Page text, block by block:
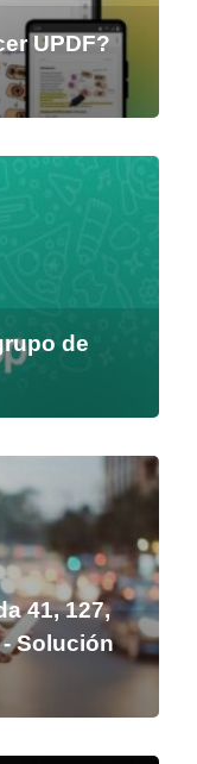
UPDF?
de
41, 127,
- Solución